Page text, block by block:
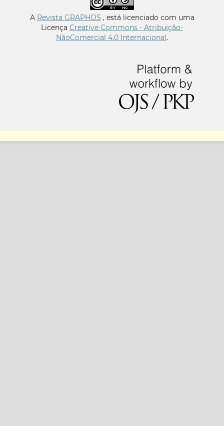
A Revista GRAPHOS , está licenciado com uma
Licença Creative Commons - Atribuição-
NãoComercial 4.0 Internacional.